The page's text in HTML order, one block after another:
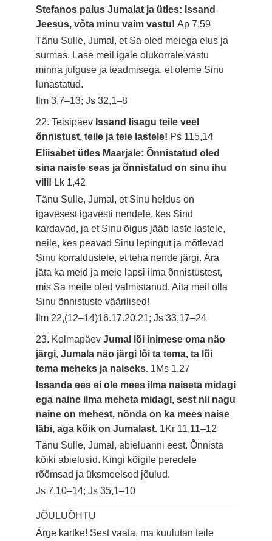
Stefanos palus Jumalat ja ütles: Issand
Jeesus, võta minu vaim vastu!Ap 7,59
Tänu Sulle, Jumal, et Sa oled meiega elus ja
surmas. Lase meil igale olukorrale vastu
minna julguse ja teadmisega, et oleme Sinu
lunastatud.
Ilm 3,7–13; Js 32,1–8
22. Teisipäev Issand lisagu teile veel
õnnistust, teile ja teie lastele! Ps 115,14
Eliisabet ütles Maarjale: Õnnistatud oled
sina naiste seas ja õnnistatud on sinu ihu
vili! Lk 1,42
Tänu Sulle, Jumal, et Sinu heldus on
igavesest igavesti nendele, kes Sind
kardavad, ja et Sinu õigus jääb laste lastele,
neile, kes peavad Sinu lepingut ja mõtlevad
Sinu korraldustele, et teha nende järgi. Ära
jäta ka meid ja meie lapsi ilma õnnistustest,
mis Sa meile oled valmistanud. Aita meil olla
Sinu õnnistuste väärilised!
Ilm 22,(12–14)16.17.20.21; Js 33,17–24
23. KolmapäevJumal lõi inimese oma näo
järgi, Jumala näo järgi lõi ta tema, ta lõi
tema meheks ja naiseks. 1Ms 1,27
Issanda ees ei ole mees ilma naiseta midagi
ega naine ilma meheta midagi, sest nii nagu
naine on mehest, nõnda on ka mees naise
läbi, aga kõik on Jumalast. 1Kr 11,11–12
Tänu Sulle, Jumal, abieluanni eest. Õnnista
kõiki abielusid. Kingi kõigile peredele
rõõmsad ja üksmeelsed jõulud.
Js 7,10–14; Js 35,1–10
JÕULUÕHTU
Ärge kartke! Sest vaata, ma kuulutan teile